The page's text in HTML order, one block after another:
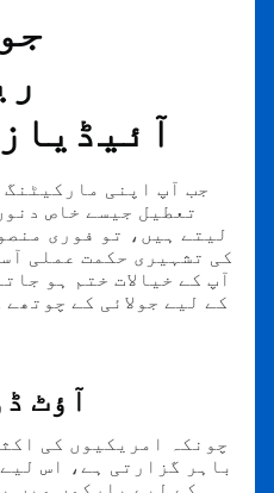
جب آپ اپنی
تعطیل جیسے خاص
لیتے ہیں، تو فوری
کی تشہیری حکمت عملی
آپ کے خیالات ختم ہو
کے لیے جولائی کے
آؤٹ
چونکہ امریکیوں کی
باہر گزارتی ہے، اس